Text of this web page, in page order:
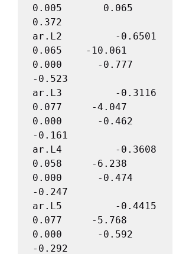
0.005       0.065
0.372
ar.L2         -0.6501
0.065    -10.061
0.000      -0.777
-0.523
ar.L3         -0.3116
0.077     -4.047
0.000      -0.462
-0.161
ar.L4         -0.3608
0.058     -6.238
0.000      -0.474
-0.247
ar.L5         -0.4415
0.077     -5.768
0.000      -0.592
-0.292